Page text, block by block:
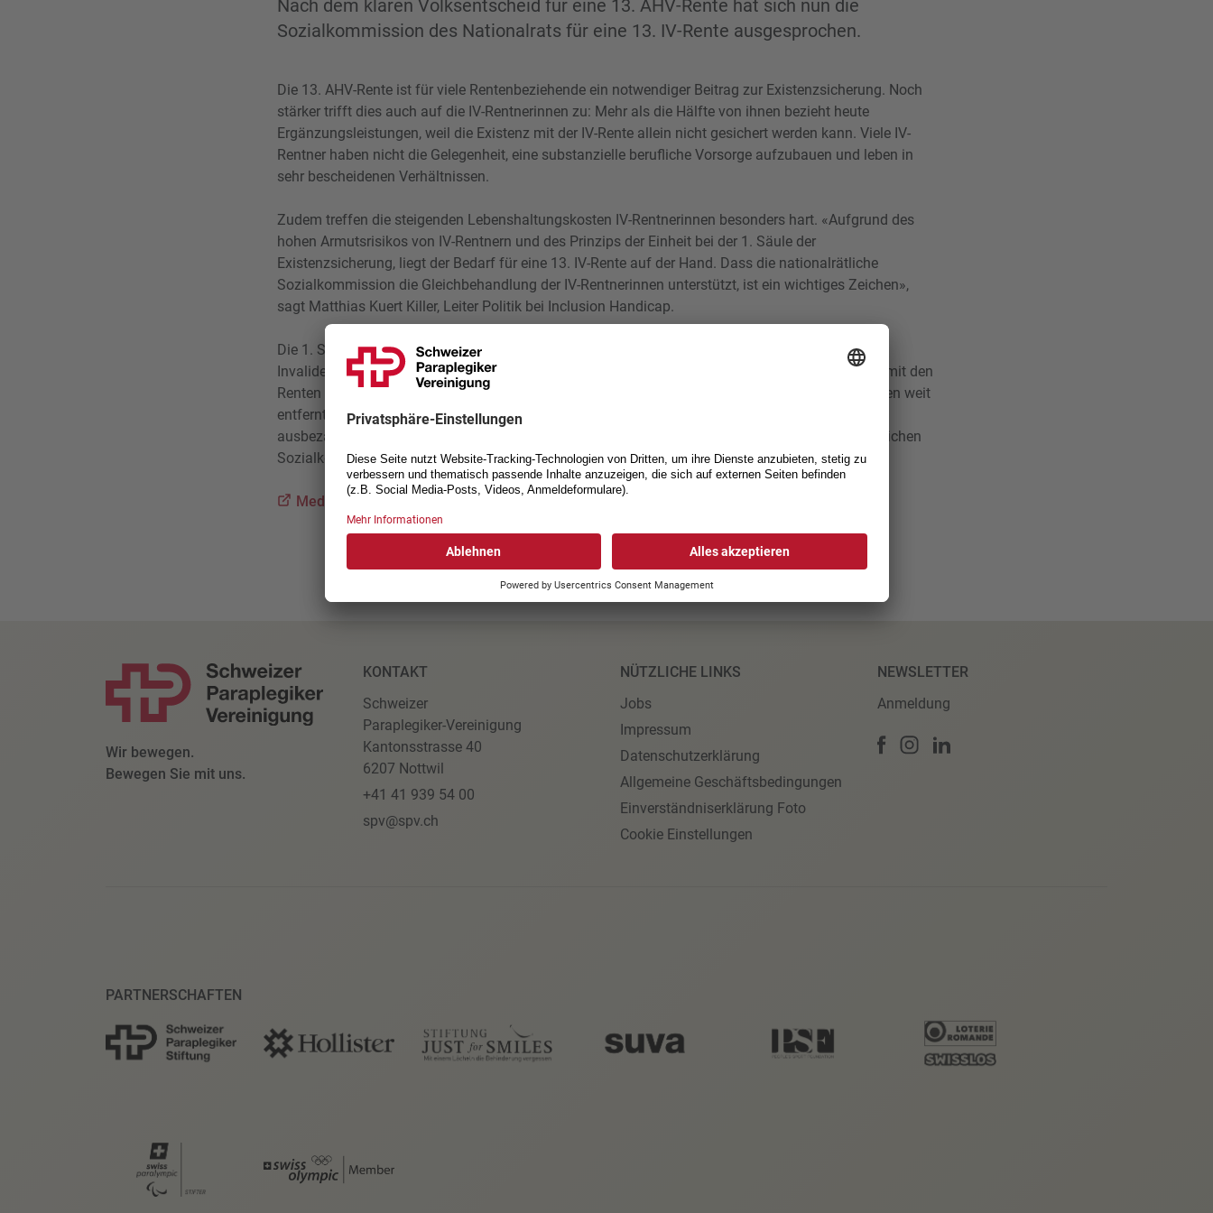
Nach dem klaren Volksentscheid für eine 13. AHV-Rente hat sich nun die
Sozialkommission des Nationalrats für eine 13. IV-Rente ausgesprochen.
Die 13. AHV-Rente ist für viele Rentenbeziehende ein notwendiger Beitrag zur Existenzsicherung. Noch
stärker trifft dies auch auf die IV-Rentnerinnen zu: Mehr als die Hälfte von ihnen bezieht heute
Ergänzungsleistungen, weil die Existenz mit der IV-Rente allein nicht gesichert werden kann. Viele IV-
Rentner haben nicht die Gelegenheit, eine substanzielle berufliche Vorsorge aufzubauen und leben in
sehr bescheidenen Verhältnissen.
Zudem treffen die steigenden Lebenshaltungskosten IV-Rentnerinnen besonders hart. «Aufgrund des
hohen Armutsrisikos von IV-Rentnern und des Prinzips der Einheit bei der 1. Säule der
Existenzsicherung, liegt der Bedarf für eine 13. IV-Rente auf der Hand. Dass die nationalrätliche
Sozialkommission die Gleichbehandlung der IV-Rentnerinnen unterstützt, ist ein wichtiges Zeichen»,
sagt Matthias Kuert Killer, Leiter Politik bei Inclusion Handicap.
Die 1. Säule wurde bisher zurecht als Einheit behandelt. Die Ansätze der Altersrenten und der
Invalidenrenten und viele weitere Mechanismen sind deshalb identisch. In beiden Systemen soll mit den
Renten die Existenz gesichert werden (BV Art. 112 Abs. 2b). Davon sind wir bei den Invalidenrenten weit
entfernt. Deshalb ist es folgerichtig, dass nebst den Altersrenten auch die Invalidenrenten 13 Mal
ausbezahlt werden müssen. Inclusion Handicap begrüsst deshalb den Entscheid der nationalrätlichen
Sozialkommission und fordert die Ständeratskommission auf, es ihr gleich zu tun.
Medienmitteilung von Inclusion Handicap
Wir bewegen.
Bewegen Sie mit uns.
KONTAKT
Schweizer
Paraplegiker-Vereinigung
Kantonsstrasse 40
6207 Nottwil
+41 41 939 54 00
spv@spv.ch
NÜTZLICHE LINKS
Jobs
Impressum
Datenschutzerklärung
Allgemeine Geschäftsbedingungen
Einverständniserklärung Foto
Cookie Einstellungen
NEWSLETTER
Anmeldung
PARTNERSCHAFTEN